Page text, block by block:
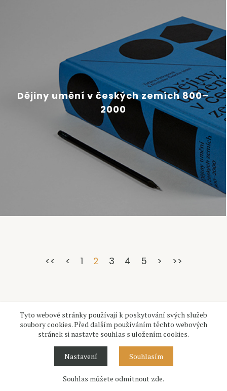
Dějiny umění v českých zemích 800–
2000
<< < 1 2 3 4 5 > >>
Tyto webové stránky používají k poskytování svých služeb
soubory cookies. Před dalším používáním těchto webových
stránek si nastavte souhlas s uložením cookies.
Nastavení Souhlasím
Souhlas můžete odmítnout zde.